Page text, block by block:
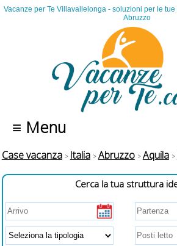
Vacanze per Te Villavallelonga - soluzioni per le
Abruzzo
≡ Menu
Case vacanza Italia Abruzzo Aquila
Cerca la tua struttura